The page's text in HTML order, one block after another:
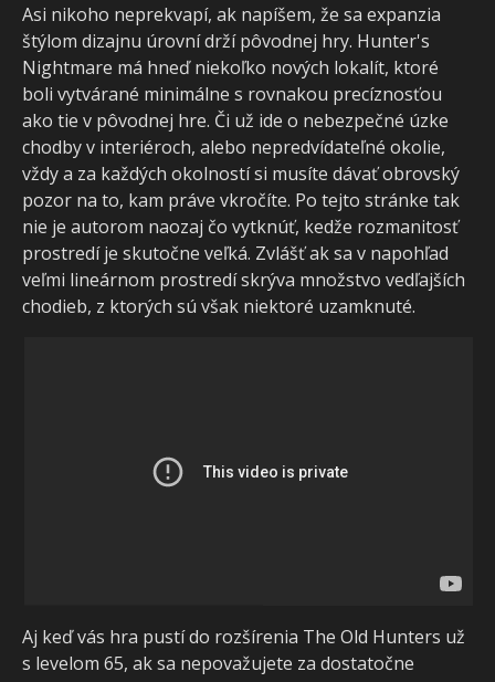
Asi nikoho neprekvapí, ak napíšem, že sa expanzia
štýlom dizajnu úrovní drží pôvodnej hry. Hunter's
Nightmare má hneď niekoľko nových lokalít, ktoré
boli vytvárané minimálne s rovnakou precíznosťou
ako tie v pôvodnej hre. Či už ide o nebezpečné úzke
chodby v interiéroch, alebo nepredvídateľné okolie,
vždy a za každých okolností si musíte dávať obrovský
pozor na to, kam práve vkročíte. Po tejto stránke tak
nie je autorom naozaj čo vytknúť, kedže rozmanitosť
prostredí je skutočne veľká. Zvlášť ak sa v napohľad
veľmi lineárnom prostredí skrýva množstvo vedľajších
chodieb, z ktorých sú však niektoré uzamknuté.
Aj keď vás hra pustí do rozšírenia The Old Hunters už
s levelom 65, ak sa nepovažujete za dostatočne